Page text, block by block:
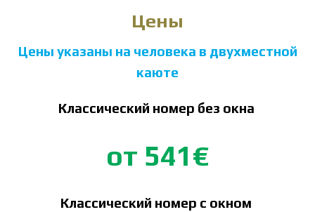
Цены
Цены указаны на человека в двухместной
каюте
Классический номер без окна
от 541€
Классический номер с окном